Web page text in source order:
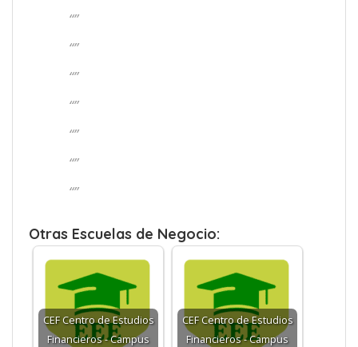
“”
“”
“”
“”
“”
“”
“”
Otras Escuelas de Negocio:
CEF Centro de Estudios
Financieros - Campus
CEF Centro de Estudios
Financieros - Campus